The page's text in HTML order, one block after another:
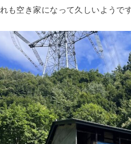
も空き家になって久しいようで